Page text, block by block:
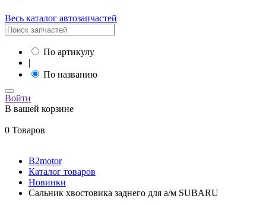
Весь каталог автозапчастей
По артикулу
|
По названию
Войти
В вашей корзине
0 Товаров
B2motor
Каталог товаров
Новинки
Сальник хвостовика заднего для а/м SUBARU